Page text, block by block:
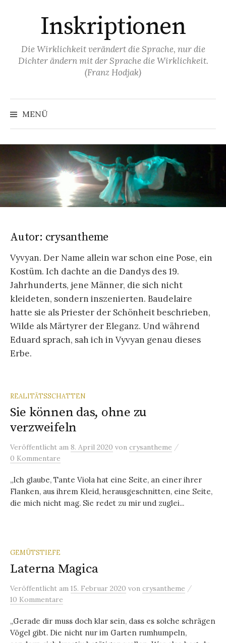
Inskriptionen
Die Wirklichkeit verändert die Sprache, nur die
Dichter ändern mit der Sprache die Wirklichkeit.
(Franz Hodjak)
MENÜ
Autor: crysantheme
Vyvyan. Der Name allein war schon eine Pose, ein
Kostüm. Ich dachte an die Dandys des 19.
Jahrhunderts, jene Männer, die sich nicht
kleideten, sondern inszenierten. Baudelaire
hatte sie als Priester der Schönheit beschrieben,
Wilde als Märtyrer der Eleganz. Und während
Eduard sprach, sah ich in Vyvyan genau dieses
Erbe.
REALITÄTSSCHATTEN
Sie können das, ohne zu
verzweifeln
Veröffentlicht am 8. April 2020 von crysantheme /
0 Kommentare
„Ich glaube, Tante Viola hat eine Seite, an einer ihrer
Flanken, aus ihrem Kleid, herausgeschnitten, eine Seite,
die mich nicht mag. Sie redet zu mir und zuglei...
GEMÜTSTIEFE
Laterna Magica
Veröffentlicht am 15. Februar 2020 von crysantheme /
10 Kommentare
„Gerade dir muss doch klar sein, dass es solche schrägen
Vögel gibt. Die nicht nur im Garten rumhumpeln,